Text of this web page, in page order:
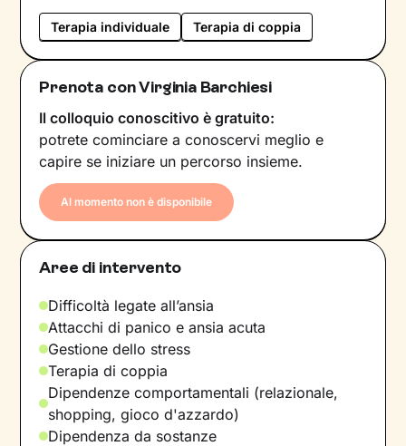
Terapia individuale Terapia di coppia
Prenota con Virginia Barchiesi
Il colloquio conoscitivo è gratuito:
potrete cominciare a conoscervi meglio e
capire se iniziare un percorso insieme.
Al momento non è disponibile
Aree di intervento
Difficoltà legate all’ansia
Attacchi di panico e ansia acuta
Gestione dello stress
Terapia di coppia
Dipendenze comportamentali (relazionale,
shopping, gioco d'azzardo)
Dipendenza da sostanze